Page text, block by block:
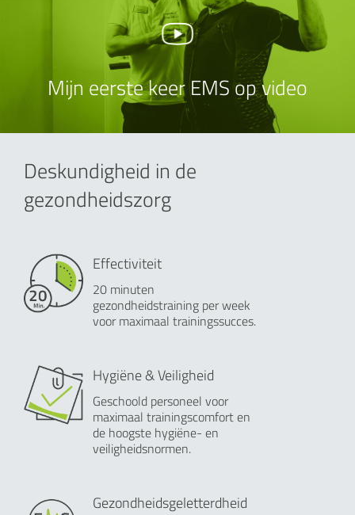
Mijn eerste keer EMS op video
Deskundigheid in de
gezondheidszorg
Effectiviteit
20 minuten
gezondheidstraining per week
voor maximaal trainingssucces.
Hygiëne & Veiligheid
Geschoold personeel voor
maximaal trainingscomfort en
de hoogste hygiëne- en
veiligheidsnormen.
Gezondheidsgeletterdheid